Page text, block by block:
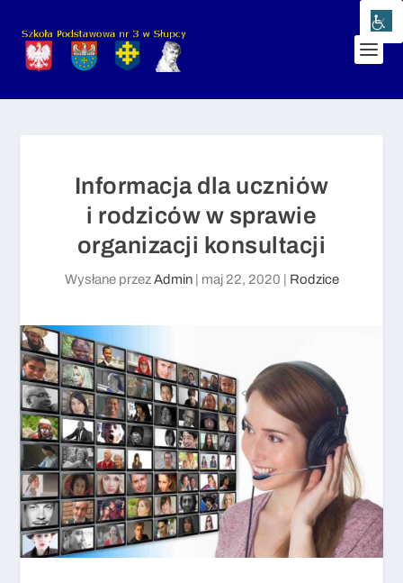
Informacja dla uczniów
i rodziców w sprawie
organizacji konsultacji
Wysłane przezAdmin| maj 22, 2020 Rodzice